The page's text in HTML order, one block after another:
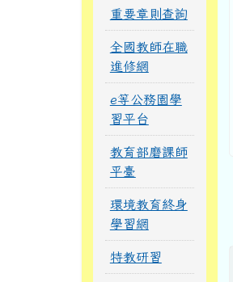
重要章則查詢
全國教師在職
進修網
e等公務園學
習平台
教育部磨課師
平臺
環境教育終身
學習網
特教研習